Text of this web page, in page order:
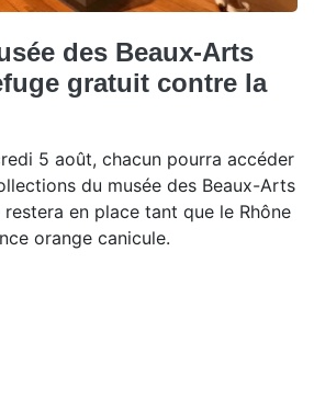
des Beaux-Arts
gratuit contre la
5 août, chacun pourra accéder
du musée des Beaux-Arts
en place tant que le Rhône
orange canicule.